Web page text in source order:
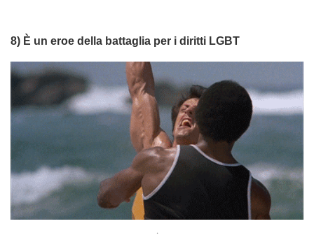
8) È un eroe della battaglia per i diritti LGBT
.